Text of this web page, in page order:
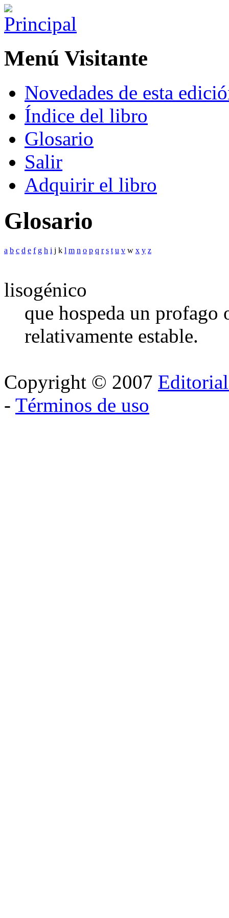
Menú Visitante
Novedades de esta
Índice del libro
Glosario
Salir
Adquirir el libro
Glosario
a b c d e f g h i j k l m n o p q r s t u v w x y z
lisogénico
que hospeda un profago
relativamente estable.
Copyright © 2007
- Términos de uso